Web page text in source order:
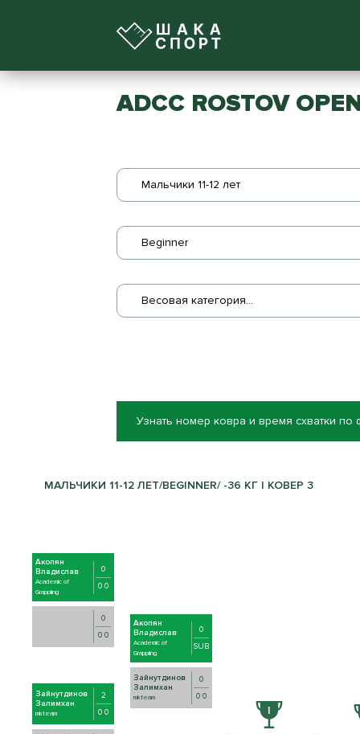
ADCC ROSTOV
Мальчики 11-12 лет
Beginner
Весовая категория...
Узнать номер ковра и время схватки по
МАЛЬЧИКИ 11-12 ЛЕТ/BEGINNER/ -36 КГ | КОВЕР 3
Акопян
Владислав
Academic of
Grappling
0
0 0
0
0 0
Зайнутдинов
Залимхан
mkteam
2
0 0
Акопян
Владислав
Academic of
Grappling
0
SUB
Зайнутдинов
Залимхан
mkteam
0
0 0